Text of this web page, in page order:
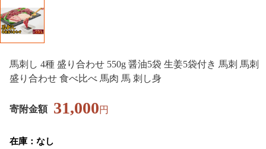
馬刺し 4種 盛り合わせ 550g 醤油5袋 生姜5袋付き 馬刺 馬刺
盛り合わせ 食べ比べ 馬肉 馬 刺し身
寄附金額 31,000円
在庫：なし